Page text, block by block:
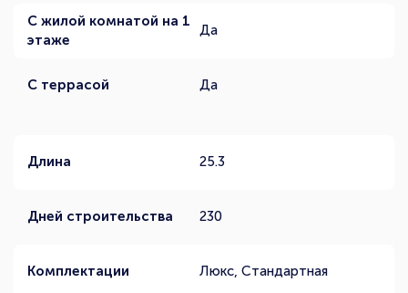
С жилой комнатой на 1
этаже
Да
С террасой Да
Длина 25.3
Дней строительства 230
Комплектации Люкс, Стандартная